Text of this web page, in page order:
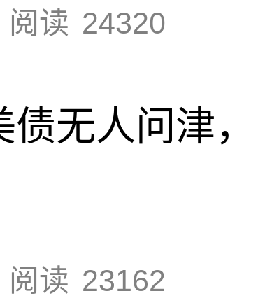
阅读 24320
无人问津，
阅读 23162